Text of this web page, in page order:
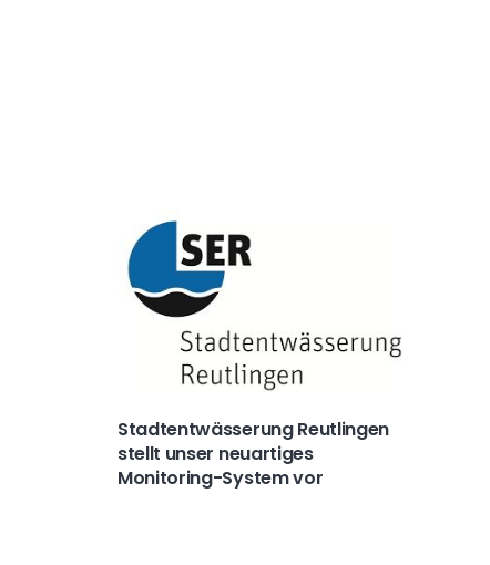
Stadtentwässerung Reutlingen
stellt unser neuartiges
Monitoring-System vor